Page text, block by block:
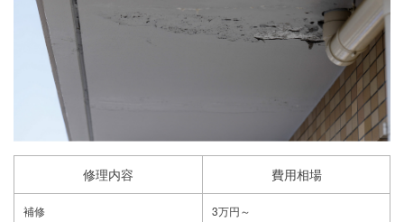
修理内容 費用相場
補修 3万円～